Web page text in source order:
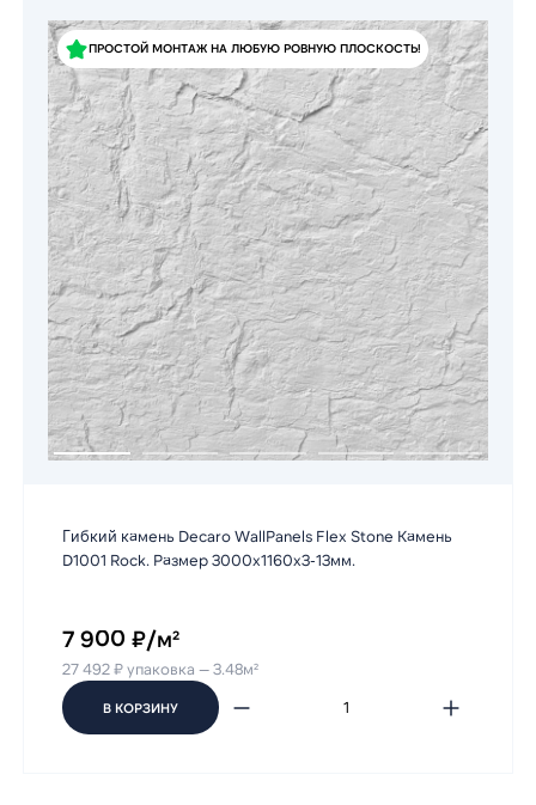
ПРОСТОЙ МОНТАЖ НА ЛЮБУЮ РОВНУЮ ПЛОСКОСТЬ!
Гибкий камень Decaro WallPanels Flex Stone Камень
D1001 Rock. Размер 3000x1160х3-13мм.
7 900 ₽/м²
27 492 ₽ упаковка — 3.48м²
В КОРЗИНУ